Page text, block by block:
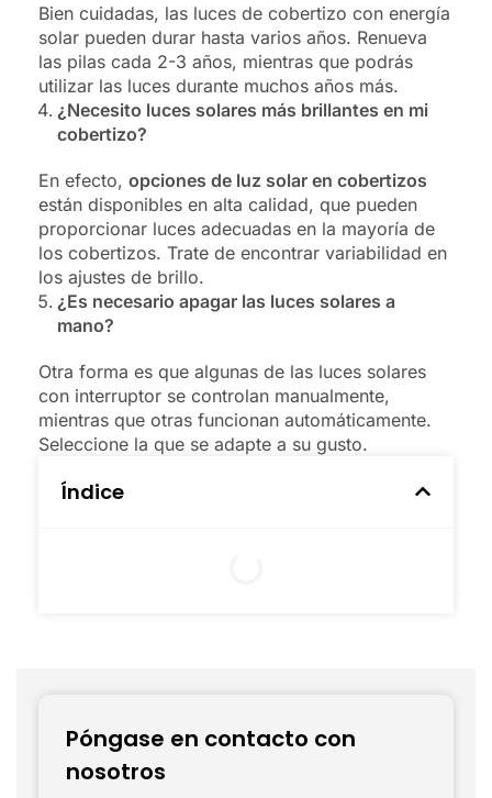
Índice
Bien cuidadas, las luces de cobertizo con energía
solar pueden durar hasta varios años. Renueva
las pilas cada 2-3 años, mientras que podrás
utilizar las luces durante muchos años más.
¿Necesito luces solares más brillantes en mi
cobertizo?
En efecto, opciones de luz solar en cobertizos
están disponibles en alta calidad, que pueden
proporcionar luces adecuadas en la mayoría de
los cobertizos. Trate de encontrar variabilidad en
los ajustes de brillo.
¿Es necesario apagar las luces solares a
mano?
Otra forma es que algunas de las luces solares
con interruptor se controlan manualmente,
mientras que otras funcionan automáticamente.
Seleccione la que se adapte a su gusto.
Póngase en contacto con
nosotros